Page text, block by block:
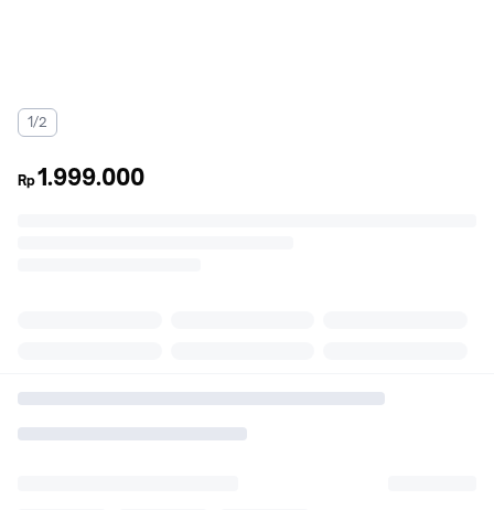
1/2
Rp1.999.000